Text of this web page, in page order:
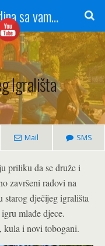
Radio Gradačac - 56 godina sa vama...
Igrališta
Mail SMS
priliku da se druže i
završeni radovi na
starog dječijeg igrališta
mlađe djece.
kula i novi tobogani.